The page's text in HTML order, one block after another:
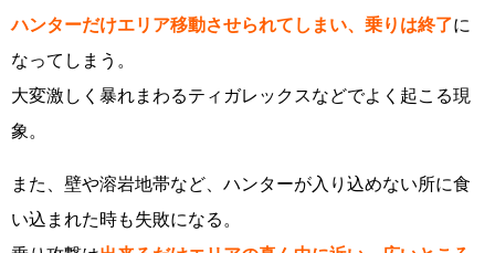
ハンターだけエリア移動させられてしまい、乗りは終了に
なってしまう。
大変激しく暴れまわるティガレックスなどでよく起こる現
象。
また、壁や溶岩地帯など、ハンターが入り込めない所に食
い込まれた時も失敗になる。